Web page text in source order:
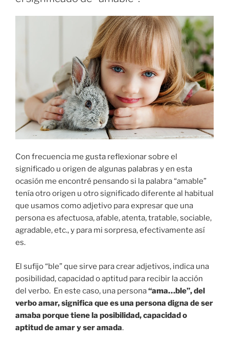
Con frecuencia me gusta reflexionar sobre el
significado u origen de algunas palabras y en esta
ocasión me encontré pensando si la palabra “amable”
tenía otro origen u otro significado diferente al habitual
que usamos como adjetivo para expresar que una
persona es afectuosa, afable, atenta, tratable, sociable,
agradable, etc., y para mi sorpresa, efectivamente así
es.
El sufijo “ble” que sirve para crear adjetivos, indica una
posibilidad, capacidad o aptitud para recibir la acción
del verbo. En este caso, una persona“ama…ble”, del
verbo amar, significa que es una persona digna de ser
amaba porque tiene la posibilidad, capacidad o
aptitud de amar y ser amada.